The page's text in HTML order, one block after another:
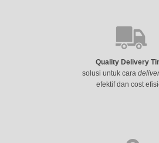
Quality Delivery
solusi untuk cara
efektif dan cost